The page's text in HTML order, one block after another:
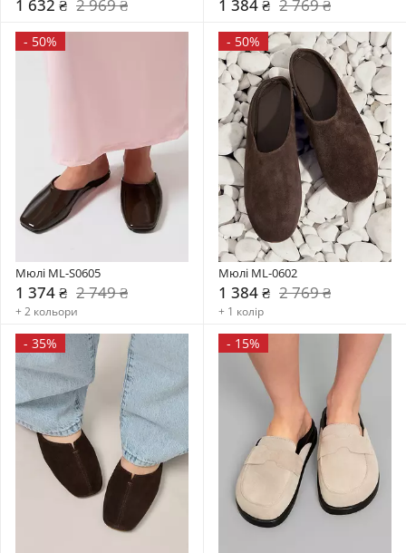
1 632 ₴ 2 969 ₴ 1 384 ₴ 2 769 ₴
- 50%
Мюлі ML-S0605
1 374 ₴ 2 749 ₴
+ 2 кольори
- 50%
Мюлі ML-0602
1 384 ₴ 2 769 ₴
+ 1 колір
- 35% - 15%